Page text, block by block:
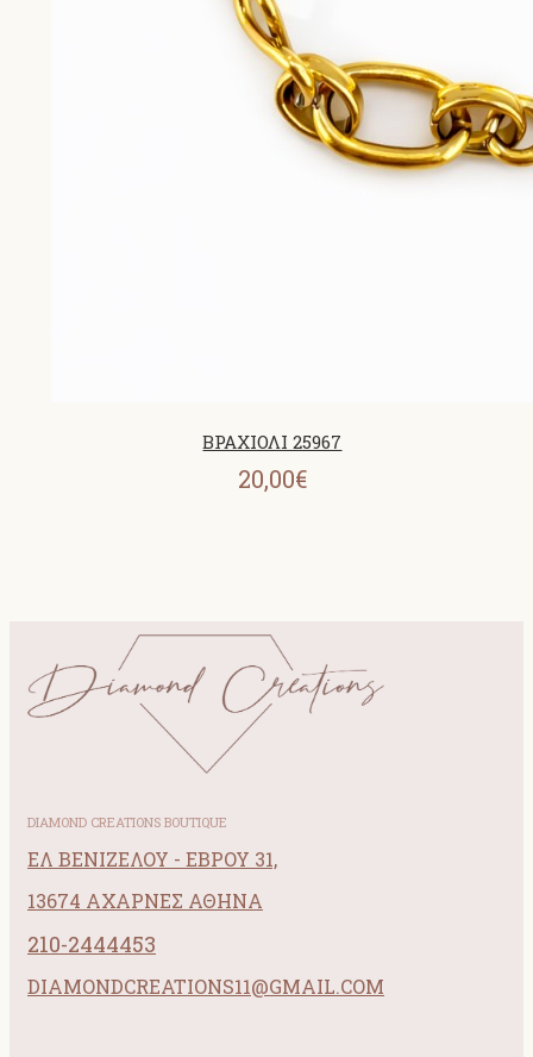
ΒΡΑΧΙΟΛΙ 25967
20,00€
DIAMOND CREATIONS BOUTIQUE
ΕΛ ΒΕΝΙΖΕΛΟΥ - ΕΒΡΟΥ 31,
13674 ΑΧΑΡΝΕΣ ΑΘΗΝΑ
210-2444453
DIAMONDCREATIONS11@GMAIL.COM